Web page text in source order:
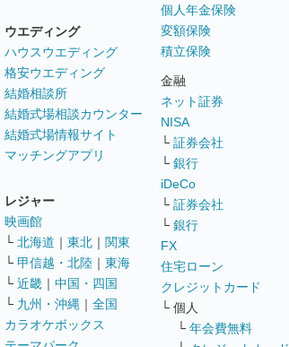
ウエディング
ハウスウエディング
格安ウエディング
結婚相談所
結婚式場相談カウンター
結婚式場情報サイト
マッチングアプリ
レジャー
映画館
└ 北海道 ｜ 東北 ｜ 関東
└ 甲信越・北陸 ｜ 東海
└ 近畿 ｜ 中国・四国
└ 九州・沖縄 ｜ 全国
カラオケボックス
個人年金保険
変額保険
積立保険
金融
ネット証券
NISA
└ 証券会社
└ 銀行
iDeCo
└ 証券会社
└ 銀行
FX
住宅ローン
クレジットカード
└ 個人
└ 年会費無料